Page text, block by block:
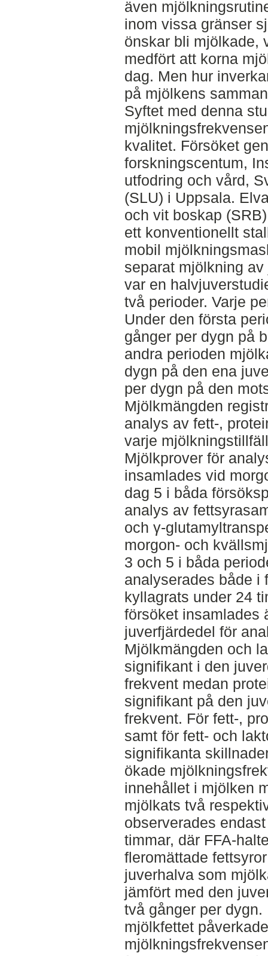
även
inom vissa gränser
önskar bli mjölkade,
medfört att korna
dag. Men hur
på mjölkens
Syftet med denna
kvalitet. Försöket
forskningscentum,
utfodring och vård,
(SLU) i Uppsala.
och vit boskap
ett konventionellt
mobil
separat mjölkning
var en
två perioder. Varje
Under den första
gånger per dygn på
andra perioden
dygn på den ena
per dygn på den
Mjölkmängden
analys av fett-,
varje
Mjölkprover för
insamlades vid
dag 5 i båda
analys av
och γ-
morgon- och
3 och 5 i båda
analyserades både i
kyllagrats under 24
försöket insamlades
juverfjärdedel för
Mjölkmängden och
signifikant i den
frekvent medan
signifikant på den
frekvent. För fett-,
samt för fett- och
signifikanta
ökade
innehållet i mjölken
mjölkats två
observerades
timmar, där FFA-
fleromättade
juverhalva som
jämfört med den
två gånger per
mjölkfettet